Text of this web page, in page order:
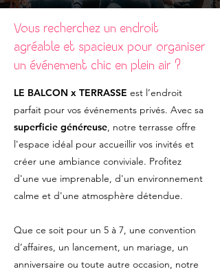
Vous recherchez un endroit
agréable et spacieux pour organiser
un événement chic en plein air ?
LE BALCON x TERRASSE est l’endroit
parfait pour vos événements privés. Avec sa
superficie généreuse, notre terrasse offre
l'espace idéal pour accueillir vos invités et
créer une ambiance conviviale. Profitez
d'une vue imprenable, d'un environnement
calme et d'une atmosphère détendue.
Que ce soit pour un 5 à 7, une convention
d’affaires, un lancement, un mariage, un
anniversaire ou toute autre occasion, notre